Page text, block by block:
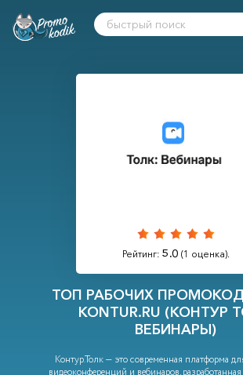
Рейтинг: 5.0 (1 оценка).
ТОП РАБОЧИХ
KONTUR.RU (КОНТУР
ВЕБИНАРЫ)
Контур.Толк — это современная платформа